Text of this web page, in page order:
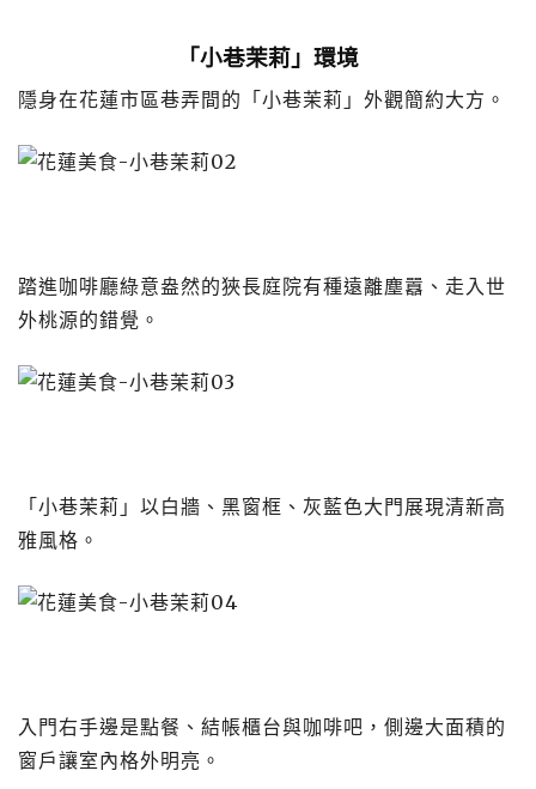
「小巷茉莉」環境
隱身在花蓮市區巷弄間的「小巷茉莉」外觀簡約大方。
踏進咖啡廳綠意盎然的狹長庭院有種遠離塵囂、走入世
外桃源的錯覺。
「小巷茉莉」以白牆、黑窗框、灰藍色大門展現清新高
雅風格。
入門右手邊是點餐、結帳櫃台與咖啡吧，側邊大面積的
窗戶讓室內格外明亮。